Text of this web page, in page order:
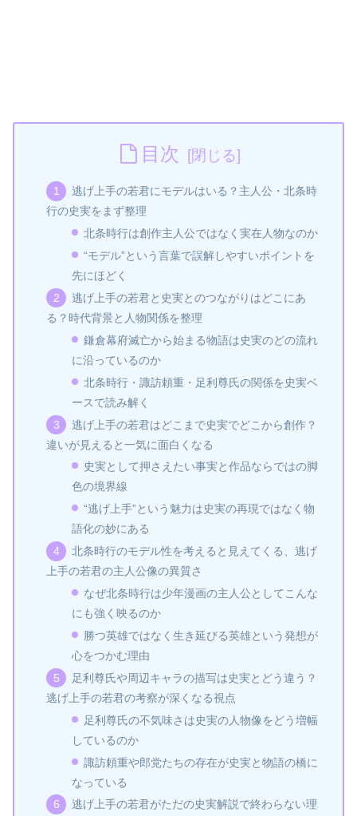
目次
逃げ上手の若君にモデルはいる？主人公・北条時
行の史実をまず整理
北条時行は創作主人公ではなく実在人物なのか
“モデル”という言葉で誤解しやすいポイントを
先にほどく
逃げ上手の若君と史実とのつながりはどこにあ
る？時代背景と人物関係を整理
鎌倉幕府滅亡から始まる物語は史実のどの流れ
に沿っているのか
北条時行・諏訪頼重・足利尊氏の関係を史実ベ
ースで読み解く
逃げ上手の若君はどこまで史実でどこから創作？
違いが見えると一気に面白くなる
史実として押さえたい事実と作品ならではの脚
色の境界線
“逃げ上手”という魅力は史実の再現ではなく物
語化の妙にある
北条時行のモデル性を考えると見えてくる、逃げ
上手の若君の主人公像の異質さ
なぜ北条時行は少年漫画の主人公としてこんな
にも強く映るのか
勝つ英雄ではなく生き延びる英雄という発想が
心をつかむ理由
足利尊氏や周辺キャラの描写は史実とどう違う？
逃げ上手の若君の考察が深くなる視点
足利尊氏の不気味さは史実の人物像をどう増幅
しているのか
諏訪頼重や郎党たちの存在が史実と物語の橋に
なっている
逃げ上手の若君がただの史実解説で終わらない理